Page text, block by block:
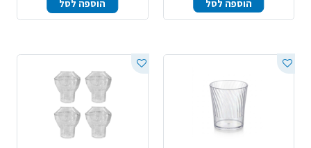
הוספה לסל הוספה לסל